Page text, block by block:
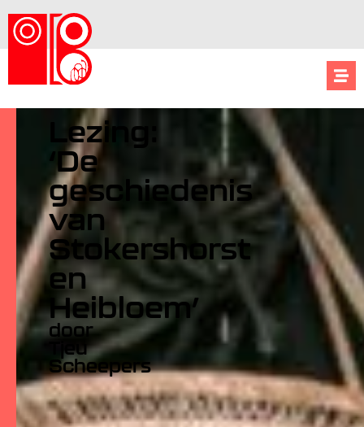
Lezing:
‘De
geschiedenis
van
Stokershorst
en
Heibloem’
door
Tjeu
Scheepers